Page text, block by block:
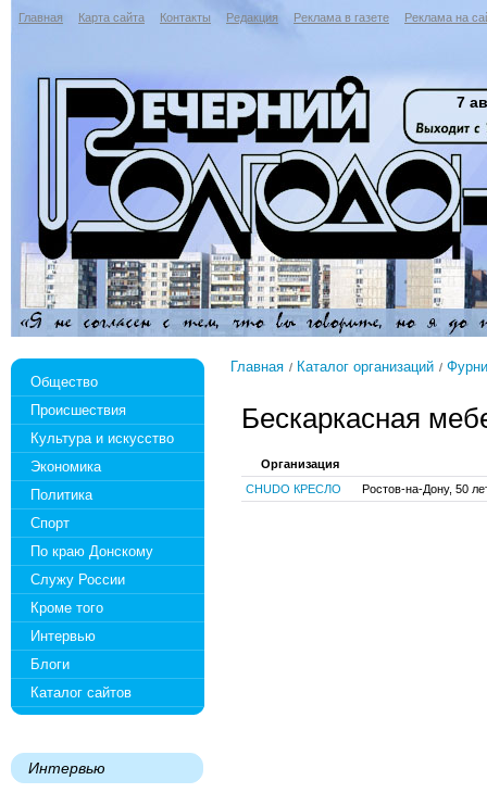
Главная Карта сайта Контакты Редакция Реклама в газете Реклама на
7
Общество
Происшествия
Культура и искусство
Экономика
Политика
Спорт
По краю Донскому
Служу России
Кроме того
Интервью
Блоги
Каталог сайтов
Интервью
Главная Каталог организаций
Бескаркасная
Организация
CHUDO КРЕСЛО
Ростов-на-Дону, 50